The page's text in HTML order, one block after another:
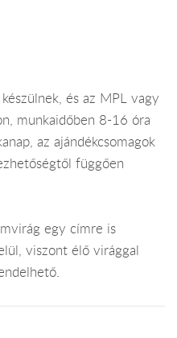
és az MPL vagy
munkaidőben 8-16 óra
az ajándékcsomagok
függően
egy címre is
viszont élő virággal